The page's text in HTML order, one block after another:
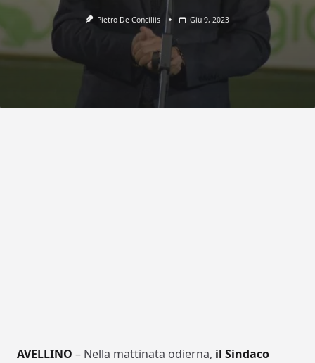
Pietro De Conciliis Giu 9, 2023
AVELLINO – Nella mattinata odierna, il Sindaco